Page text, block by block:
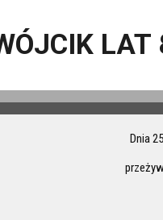
LAT
Dnia